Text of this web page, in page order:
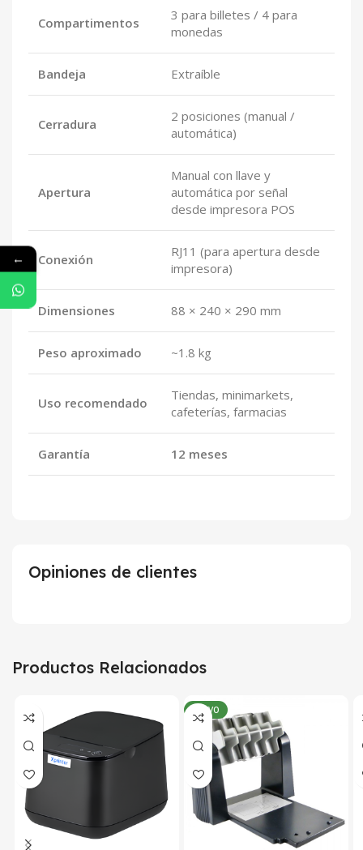
Compartimentos
3 para billetes / 4 para
monedas
Bandeja Extraíble
Cerradura
2 posiciones (manual /
automática)
Apertura
Manual con llave y
automática por señal
desde impresora POS
Conexión
RJ11 (para apertura desde
impresora)
Dimensiones 88 × 240 × 290 mm
Peso aproximado ~1.8 kg
Uso recomendado
Tiendas, minimarkets,
cafeterías, farmacias
Garantía 12 meses
Opiniones de clientes
Productos Relacionados
NUEVO
←